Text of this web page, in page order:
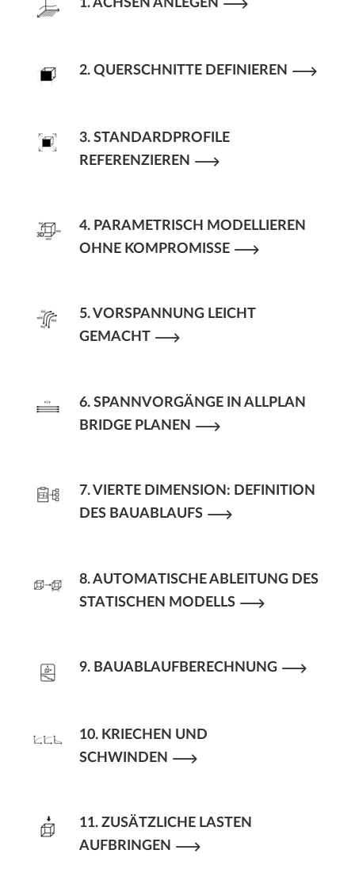
2. QUERSCHNITTE DEFINIEREN
3. STANDARDPROFILE
REFERENZIEREN
4. PARAMETRISCH MODELLIEREN
OHNE KOMPROMISSE
5. VORSPANNUNG LEICHT
GEMACHT
6. SPANNVORGÄNGE IN ALLPLAN
BRIDGE PLANEN
7. VIERTE DIMENSION: DEFINITION
DES BAUABLAUFS
8. AUTOMATISCHE ABLEITUNG DES
STATISCHEN MODELLS
9. BAUABLAUFBERECHNUNG
10. KRIECHEN UND
SCHWINDEN
11. ZUSÄTZLICHE LASTEN
AUFBRINGEN